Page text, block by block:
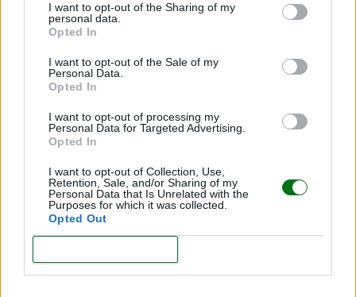
I want to opt-out of the Sharing of my
personal data.
Opted In
I want to opt-out of the Sale of my
Personal Data.
Opted In
I want to opt-out of processing my
Personal Data for Targeted Advertising.
Opted In
I want to opt-out of Collection, Use,
Retention, Sale, and/or Sharing of my
Personal Data that Is Unrelated with the
Purposes for which it was collected.
Opted Out
fuerza y el coraje, simbolizando la realeza y el
poder.Ari
liderazgo, convirtiéndolo en una opción fantástica
para padres que desean transmitir a su hijo
determinación y valentía.
Theo.Del griego "Dios" o "divino". Lleva consigo la
reverencia y la espiritualidad, representando a
alguien con una conexión especial con lo divino. Es
un nombre lleno de profundidad religiosa y
cultural, perfecto para quienes buscan un nombre
que inspire respeto y sabiduría.
"glorioso" u "hombre famoso". Es un nombre